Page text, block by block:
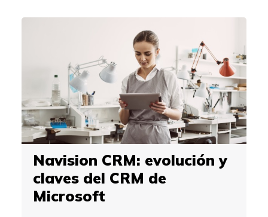
Navision CRM: evolución y
claves del CRM de
Microsoft